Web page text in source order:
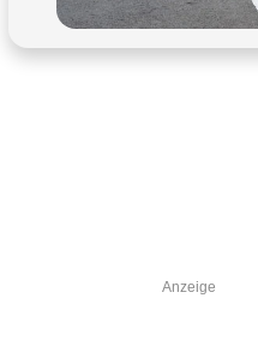
Anzeige